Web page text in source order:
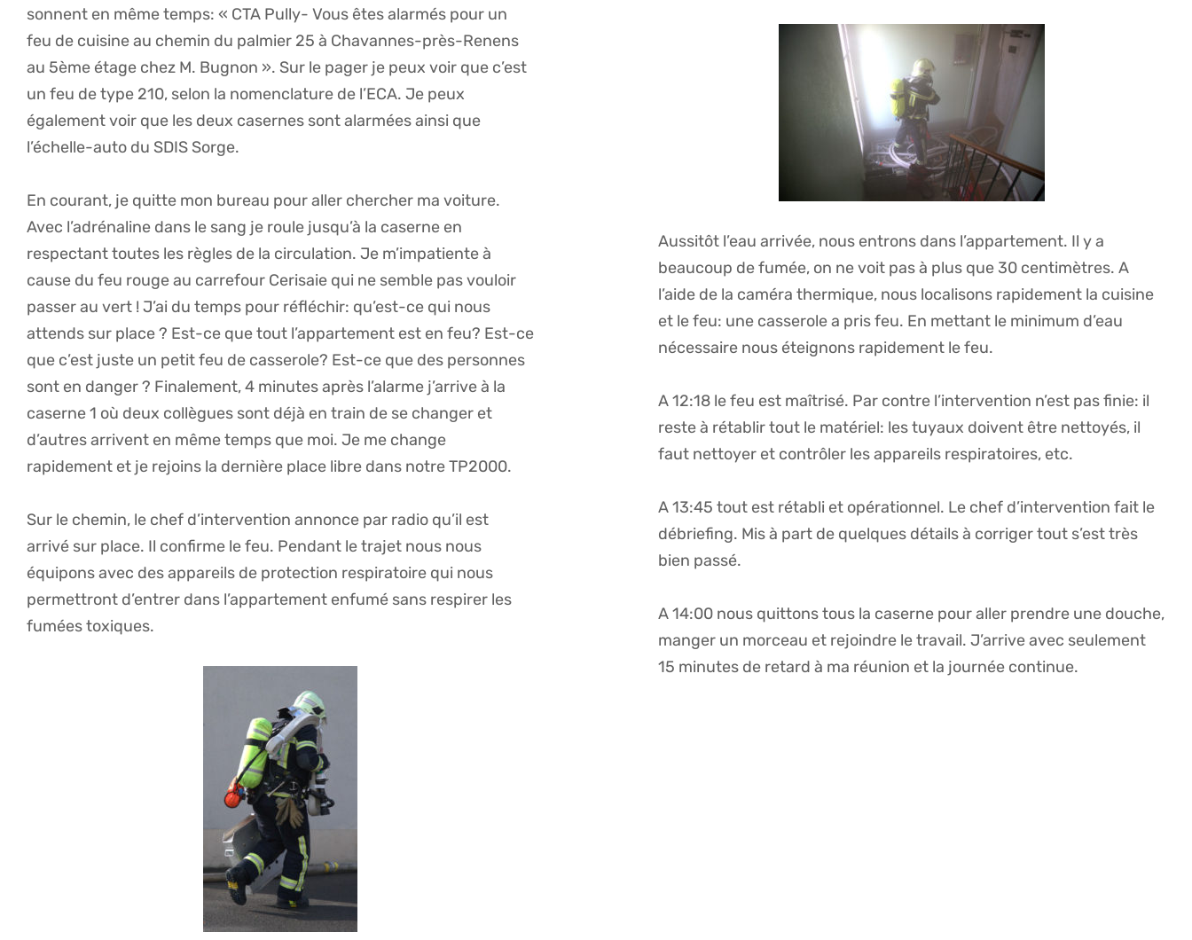
sonnent en même temps: « CTA Pully- Vous êtes alarmés pour un
feu de cuisine au chemin du palmier 25 à Chavannes-près-Renens
au 5ème étage chez M. Bugnon ». Sur le pager je peux voir que c’est
un feu de type 210, selon la nomenclature de l’ECA. Je peux
également voir que les deux casernes sont alarmées ainsi que
l’échelle-auto du SDIS Sorge.
En courant, je quitte mon bureau pour aller chercher ma voiture.
Avec l’adrénaline dans le sang je roule jusqu’à la caserne en
respectant toutes les règles de la circulation. Je m’impatiente à
cause du feu rouge au carrefour Cerisaie qui ne semble pas vouloir
passer au vert ! J’ai du temps pour réfléchir: qu’est-ce qui nous
attends sur place ? Est-ce que tout l’appartement est en feu? Est-ce
que c’est juste un petit feu de casserole? Est-ce que des personnes
sont en danger ? Finalement, 4 minutes après l’alarme j’arrive à la
caserne 1 où deux collègues sont déjà en train de se changer et
d’autres arrivent en même temps que moi. Je me change
rapidement et je rejoins la dernière place libre dans notre TP2000.
Sur le chemin, le chef d’intervention annonce par radio qu’il est
arrivé sur place. Il confirme le feu. Pendant le trajet nous nous
équipons avec des appareils de protection respiratoire qui nous
permettront d’entrer dans l’appartement enfumé sans respirer les
fumées toxiques.
Aussitôt l’eau arrivée, nous entrons dans l’appartement. Il y a
beaucoup de fumée, on ne voit pas à plus que 30 centimètres. A
l’aide de la caméra thermique, nous localisons rapidement la cuisine
et le feu: une casserole a pris feu. En mettant le minimum d’eau
nécessaire nous éteignons rapidement le feu.
A 12:18 le feu est maîtrisé. Par contre l’intervention n’est pas finie: il
reste à rétablir tout le matériel: les tuyaux doivent être nettoyés, il
faut nettoyer et contrôler les appareils respiratoires, etc.
A 13:45 tout est rétabli et opérationnel. Le chef d’intervention fait le
débriefing. Mis à part de quelques détails à corriger tout s’est très
bien passé.
A 14:00 nous quittons tous la caserne pour aller prendre une douche,
manger un morceau et rejoindre le travail. J’arrive avec seulement
15 minutes de retard à ma réunion et la journée continue.